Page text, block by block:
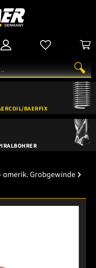
BAERFIX
amerik. Grobgewinde